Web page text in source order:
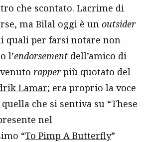
che scontato. Lacrime di
ma Bilal oggi è un outsider
quali per farsi notare non
l’endorsement dell’amico di
rapperpiù quotato del
Lamar; era proprio la voce
che si sentiva su “These
nel
“To Pimp A Butterfly”